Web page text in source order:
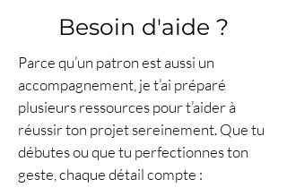
maille coulée utilisée pour
:éventail ajouré.
🧵Techniques employées
travailleren rond(sans vriller
la chaînette), piquer dans la
boucle arrièrede la chaînette
au départ, répétitions de tours,
Besoin d'aide ?
Parce qu’un patron est aussi un
accompagnement, je t’ai préparé
plusieurs ressources pour t’aider à
réussir ton projet sereinement. Que tu
débutes ou que tu perfectionnes ton
geste, chaque détail compte :